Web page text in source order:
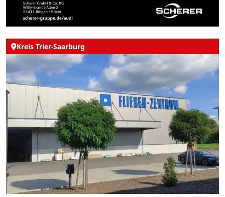
Kreis Trier-Saarburg